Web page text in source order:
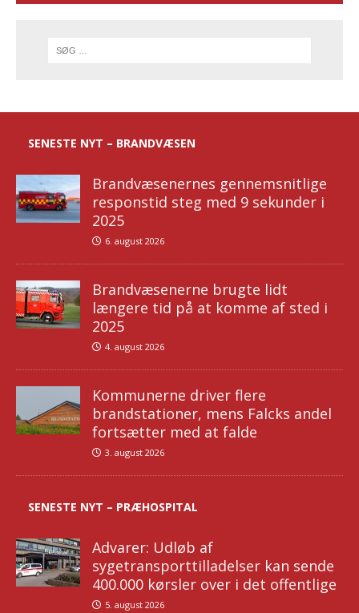
SENESTE NYT – BRANDVÆSEN
Brandvæsenernes gennemsnitlige
responstid steg med 9 sekunder i
2025
6. august 2026
Brandvæsenerne brugte lidt
længere tid på at komme af sted i
2025
4. august 2026
Kommunerne driver flere
brandstationer, mens Falcks andel
fortsætter med at falde
3. august 2026
SENESTE NYT – PRÆHOSPITAL
Advarer: Udløb af
sygetransporttilladelser kan sende
400.000 kørsler over i det offentlige
5. august 2026